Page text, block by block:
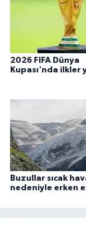
2026 FIFA Dünya
Kupası'nda ilkler
Buzullar sıcak
nedeniyle erken